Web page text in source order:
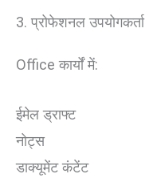
3. प्रोफेशनल उपयोगकर्ता
Office कार्यों में:
ईमेल ड्राफ्ट
नोट्स
डाक्यूमेंट कंटेंट